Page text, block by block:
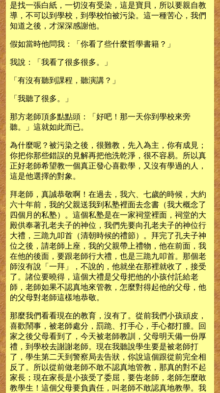
是找一張白紙，一切沒有受染，這是寶貝，所以要親自教
導，不可以到學校，到學校怕被污染。這一種苦心，我們
知道之後，才深深感謝他。
假如當時他問我：「你看了些什麼哲學書籍？」
我說：「我看了很多很多。」
「有沒有聽到課程，聽演講？」
「我聽了很多。」
那方老師頂多點點頭：「好吧！那一天你到學校來旁
聽。」這就如此而已。
為什麼呢？被污染之後，很難教，先入為主，你有成見；
你把你那些錯誤的見解再把他洗乾淨，很不容易。所以真
正好老師希望教一個真正發心喜歡學，又沒有學過的人，
這是他選擇的對象。
拜老師，真誠恭敬啊！在過去，我六、七歲的時候，大約
六十年前，我的父親送我到私塾裡面去念書（我大概念了
四個月的私塾）。這個私塾是在一家祠堂裡面，祠堂的大
殿供奉著孔老夫子的神位，我們先要向孔老夫子的神位行
大禮，三跪九叩首（清朝時候的禮節）。拜完了孔夫子神
位之後，請老師上座，我的父親帶上禮物，他在前面，我
在他的後面，要跟老師行大禮，也是三跪九叩首。那個老
師沒有說「一拜」，不說的，他就坐在那裡就收了，接受
了。諸位要曉得，這個大禮是父母把他的小孩付託給老
師，老師如果不認真地來管教，怎麼對得起他的父母，他
的父母對老師這樣地恭敬。
那麼我們看看現在的教育，沒有了。從前我們小孩頑皮，
喜歡鬧事，被老師處分，罰跪、打手心，手心都打腫。回
家之後父母看到了，今天被老師教訓，父母明天備一份厚
禮，到學校去謝謝老師。現在我聽說學生要是被老師打
了，學生第二天到警察局去告狀，你說這個跟從前完全相
反了。所以從前做老師不敢不認真地管教，那真的對不起
家長；現在家長是小孩受了委屈，要告老師，老師怎麼敢
教學生！這個父母要負責任，叫老師不敢認真地教學。我